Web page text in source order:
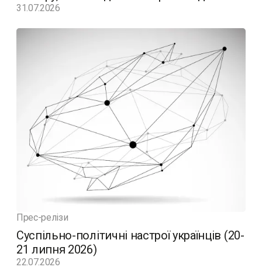
31.07.2026
Прес-релізи
Суспільно-політичні настрої українців (20-
21 липня 2026)
22.07.2026